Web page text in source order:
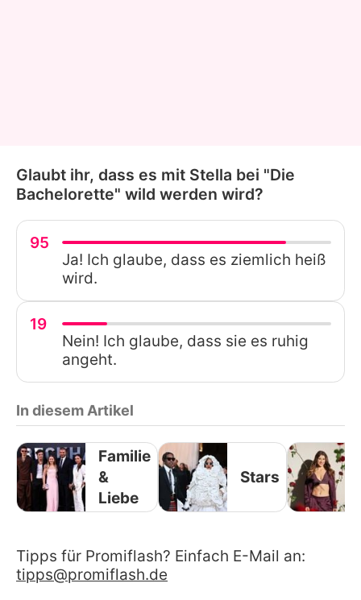
Glaubt ihr, dass es mit Stella bei "Die
Bachelorette" wild werden wird?
95
Ja! Ich glaube, dass es ziemlich heiß
wird.
19
Nein! Ich glaube, dass sie es ruhig
angeht.
In diesem Artikel
Familie
&
Liebe
Stars
Tipps für Promiflash? Einfach E-Mail an:
tipps@promiflash.de